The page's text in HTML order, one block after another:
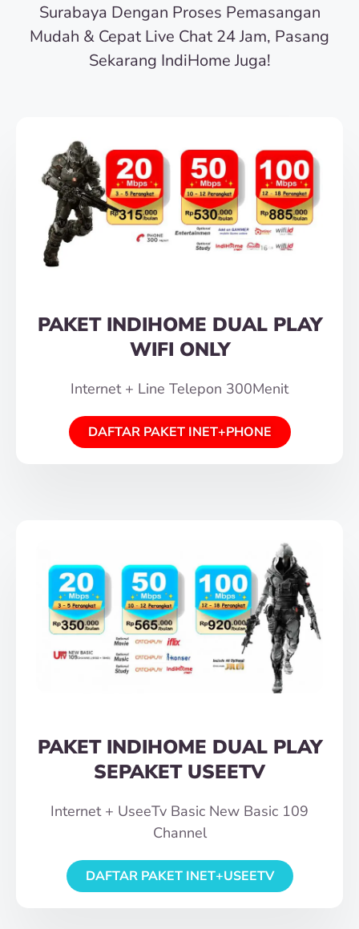
Surabaya Dengan Proses Pemasangan
Mudah & Cepat Live Chat 24 Jam, Pasang
Sekarang IndiHome Juga!
PAKET INDIHOME DUAL PLAY
WIFI ONLY
Internet + Line Telepon 300Menit
DAFTAR PAKET INET+PHONE
PAKET INDIHOME DUAL PLAY
SEPAKET USEETV
Internet + UseeTv Basic New Basic 109
Channel
DAFTAR PAKET INET+USEETV